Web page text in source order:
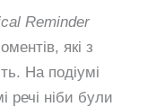
Reminder
які з
На подіумі
речі ніби були